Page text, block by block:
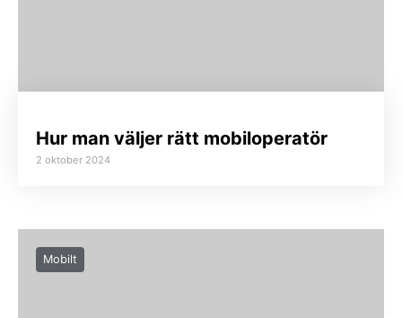
Hur man väljer rätt mobiloperatör
2 oktober 2024
Mobilt